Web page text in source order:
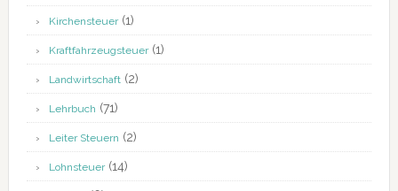
Kirchensteuer(1)
Kraftfahrzeugsteuer(1)
Landwirtschaft(2)
Lehrbuch (71)
Leiter Steuern (2)
Lohnsteuer(14)